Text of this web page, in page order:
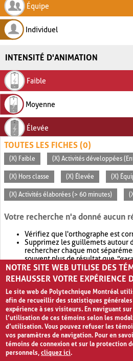
Équipe
Individuel
INTENSITÉ D'ANIMATION
Faible
Moyenne
Élevée
TOUTES LES FICHES (0)
(X) Faible (X) Activités développées
(X) Hors classe (X) Élevée (X)
(X) Activités élaborées (> 60 minutes)
Votre recherche n'a donné aucun
Vérifiez que l'orthographe est
Supprimez les guillemets autour
rechercher chaque mot
souvent plus de résultat que
Envisagez d'élargir votre
retournera souvent plus de
NOTRE SITE WEB UTILISE DES
REHAUSSER VOTRE EXPÉRIENCE
Le site web de Polytechnique Montréal
afin de recueillir des statistiques
expérience à ses visiteurs. En naviguant
l’utilisation de ces témoins selon les
d’utilisation. Vous pouvez refuser les
vos paramètres de navigation. Pour en
témoins de connexion et sur la protection
personnels,cliquez ici.